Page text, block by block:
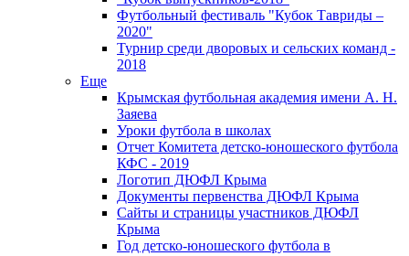
Футбольный фестиваль "Кубок Тавриды –
2020"
Турнир среди дворовых и сельских команд -
2018
Еще
Крымская футбольная академия имени А. Н.
Заяева
Уроки футбола в школах
Отчет Комитета детско-юношеского футбола
КФС - 2019
Логотип ДЮФЛ Крыма
Документы первенства ДЮФЛ Крыма
Сайты и страницы участников ДЮФЛ
Крыма
Год детско-юношеского футбола в